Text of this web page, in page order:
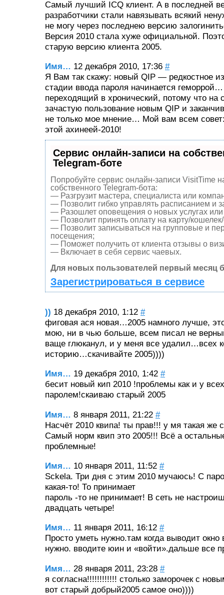
Самый лучший ICQ клиент. А в последней
разработчики стали навязывать всякий
не могу через последнею версию
Версия 2010 стала хуже официальной.
старую версию клиента 2005.
Имя… 12 декабря 2010, 17:36 #
Я Вам так скажу: новый QIP — редкостное
стадии ввода пароля начинается
переходящий в хронический, потому что на
зачастую пользование новым QIP и
не только мое мнение… Мой вам всем
этой ахинеей-2010!
Сервис онлайн-записи на
Telegram-боте
Попробуйте сервис онлайн-записи VisitTime
собственного Telegram-бота:
— Разгрузит мастера, специалиста или
— Позволит гибко управлять расписанием и
— Разошлет оповещения о новых услугах или
— Позволит принять оплату на карту/кошелек/
— Позволит записываться на групповые и
посещения;
— Поможет получить от клиента отзывы о
— Включает в себя сервис чаевых.
Для новых пользователей первый месяц
Зарегистрироваться в сервисе
)) 18 декабря 2010, 1:12 #
фиговая ася новая…2005 намного лучше,
мою, ни в чью больше, всем писал не
ваще глюканул, и у меня все удалил…всех
историю…скачивайте 2005))))
Имя… 19 декабря 2010, 1:42 #
бесит новый кип 2010 !проблемы как и у
паролем!скаиваю старый 2005
Имя… 8 января 2011, 21:22 #
Насчёт 2010 квипа! ты прав!!! у мя такая же
Самый норм квип это 2005!!! Всё а
проблемные!
Имя… 10 января 2011, 11:52 #
Sckela. Три дня с этим 2010 мучаюсь! С
какая-то! То принимает
пароль -то не принимает! В сеть не
двадцать четыре!
Имя… 11 января 2011, 16:12 #
Просто уметь нужно.там когда выводит
нужно. вводите юин и «войти».дальше все
Имя… 28 января 2011, 23:28 #
я согласна!!!!!!!!!!!! столько заморочек с
вот старый добрый2005 самое оно))))